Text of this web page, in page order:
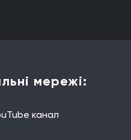
мережі:
канал